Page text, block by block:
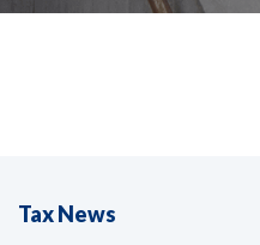
Tax News